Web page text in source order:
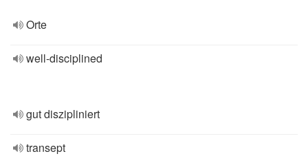
Orte
well-disciplined
gut diszipliniert
transept